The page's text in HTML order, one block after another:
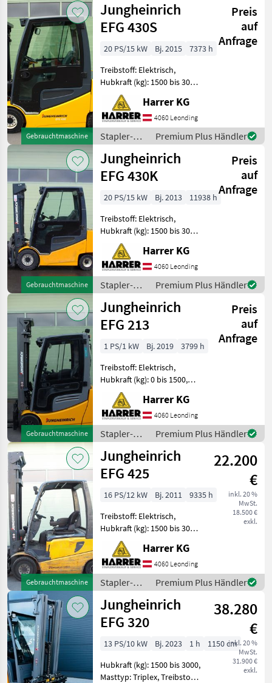
Lagertechnik
/
Jungheinrich
Gebrauchtmaschine
Jungheinrich
EFG 430S
Preis
auf
Anfrage
20 PS/15 kW Bj. 2015
7373 h
Treibstoff: Elektrisch,
Hubkraft (kg): 1500 bis 3000,
Masttyp: Duplex, Stapler-
Bauart:
Frontstapler/Gabelstapler,
Kabine, Zusatz-
Hydraulikkreis
Jungheinrich Elektrostaple
Harrer KG
4060 Leonding
Stapler-
und
Lagertechnik
/
Jungheinrich
Premium Plus Händler
Gebrauchtmaschine
Jungheinrich
EFG 430K
Preis
auf
Anfrage
20 PS/15 kW Bj. 2013
11938 h
Treibstoff: Elektrisch,
Hubkraft (kg): 1500 bis 3000,
Masttyp: Duplex, Stapler-
Bauart:
Frontstapler/Gabelstapler,
Kabine, Zusatz-
Hydraulikkreis
Jungheinrich Elektrostaple
Harrer KG
4060 Leonding
Stapler-
und
Lagertechnik
/
Jungheinrich
Premium Plus Händler
Gebrauchtmaschine
Jungheinrich
EFG 213
Preis
auf
Anfrage
1 PS/1 kW Bj. 2019
3799 h
Treibstoff: Elektrisch,
Hubkraft (kg): 0 bis 1500,
Masttyp: Triplex, Stapler-
Bauart:
Frontstapler/Gabelstapler,
Kabine Jungheinrich
Elektrostapler gebraucht
TOP Ausstat
Harrer KG
4060 Leonding
Stapler-
und
Lagertechnik
/
Jungheinrich
Premium Plus Händler
Gebrauchtmaschine
Jungheinrich
EFG 425
22.200
€
inkl. 20 %
MwSt.
18.500 €
exkl.
16 PS/12 kW Bj. 2011
9335 h
Treibstoff: Elektrisch,
Hubkraft (kg): 1500 bis 3000,
Masttyp: Triplex, Stapler-
Bauart:
Frontstapler/Gabelstapler,
Zusatz-Hydraulikkreis
Jungheinrich Elektrostapler
gebr
Harrer KG
4060 Leonding
Stapler-
und
Lagertechnik
/
Jungheinrich
Premium Plus Händler
Jungheinrich
EFG 320
38.280
€
inkl. 20 %
MwSt.
31.900 €
exkl.
13 PS/10 kW Bj. 2023 1 h
1150 cm
Hubkraft (kg): 1500 bis 3000,
Masttyp: Triplex, Treibstoff: